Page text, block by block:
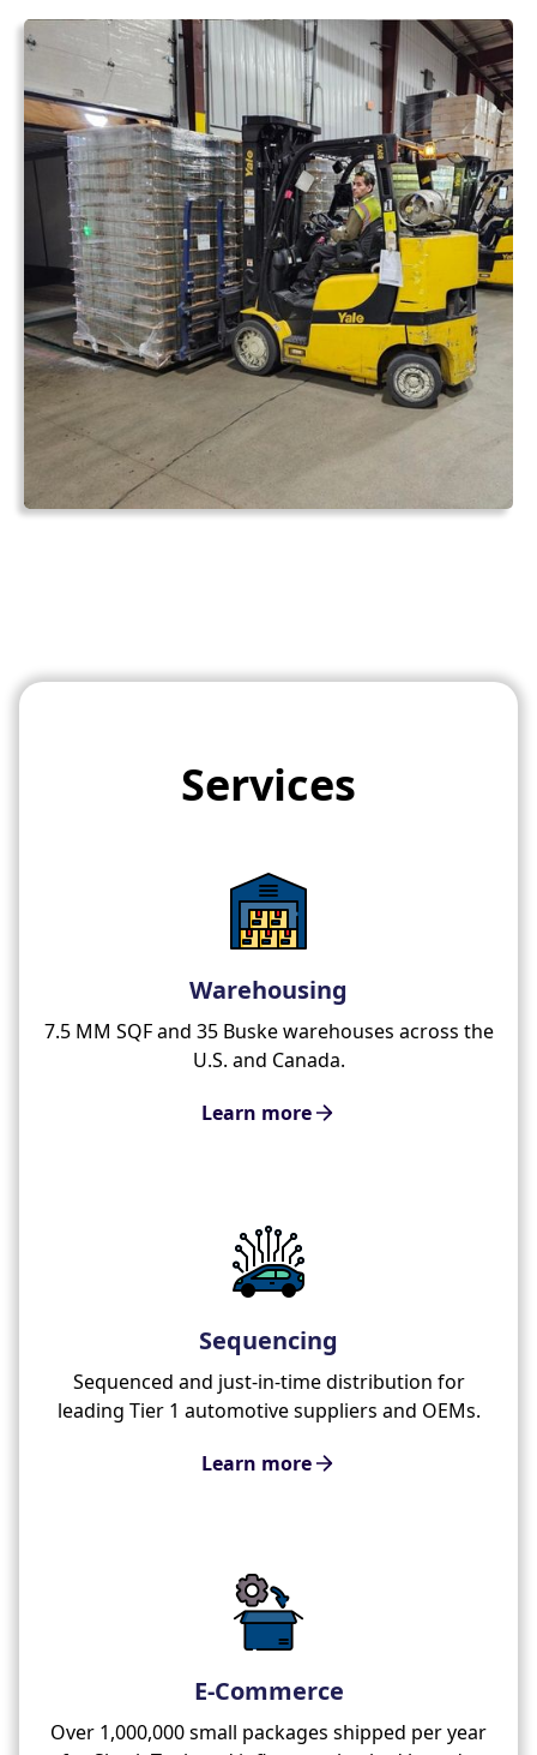
Services
Warehousing
7.5 MM SQF and 35 Buske warehouses across the
U.S. and Canada.
Learn more
Sequencing
Sequenced and just-in-time distribution for
leading Tier 1 automotive suppliers and OEMs.
Learn more
E-Commerce
Over 1,000,000 small packages shipped per year